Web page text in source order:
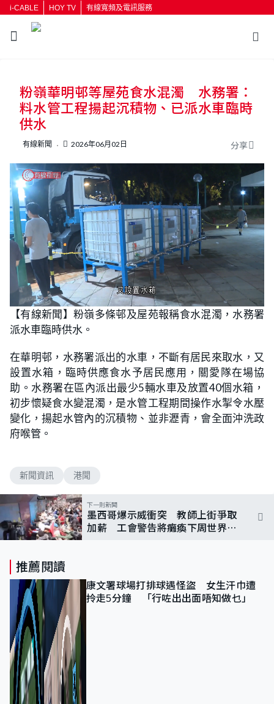
i-CABLE HOY TV 有線寬頻及電訊服務
按輸入鍵開始搜尋
粉嶺華明邨等屋苑食水混濁 水務署：
料水管工程揚起沉積物、已派水車臨時
供水
有線新聞 2026年06月02日 分享
U
n
m
t
e
L
o
a
d
9
.
7
7
%
【有線新聞】粉嶺多條邨及屋苑報稱食水混濁，水務署
派水車臨時供水。
在華明邨，水務署派出的水車，不斷有居民來取水，又
設置水箱，臨時供應食水予居民應用，關愛隊在場協
助。水務署在區內派出最少5輛水車及放置40個水箱，
初步懷疑食水變混濁，是水管工程期間操作水掣令水壓
變化，揚起水管內的沉積物、並非瀝青，會全面沖洗政
府喉管。
新聞資訊 港聞
下一則新聞
墨西哥爆示威衝突 教師上街爭取
加薪 工會警告將癱瘓下周世界盃
推薦閱讀
康文署球場打排球遇怪盜 女生汗巾遭
拎走5分鐘 「行咗出出面唔知做乜」